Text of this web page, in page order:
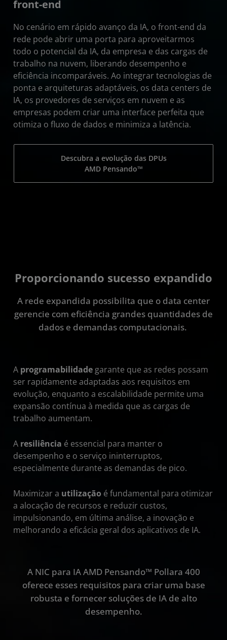
front-end
No cenário em rápido avanço da IA, o front-end da
rede pode abrir uma porta para aproveitarmos
todo o potencial da IA, da empresa e das cargas de
trabalho na nuvem, liberando desempenho e
eficiência incomparáveis. Ao integrar tecnologias de
ponta e arquiteturas adaptáveis, os data centers de
IA, os provedores de serviços em nuvem e as
empresas podem criar uma interface perfeita que
otimiza o fluxo de dados e minimiza a latência.
Descubra a evolução das DPUs
AMD Pensando™
Proporcionando sucesso expandido
A rede expandida possibilita que o data center
gerencie com eficiência grandes quantidades de
dados e demandas computacionais.
A programabilidade garante que as redes possam
ser rapidamente adaptadas aos requisitos em
evolução, enquanto a escalabilidade permite uma
expansão contínua à medida que as cargas de
trabalho aumentam.
A resiliência é essencial para manter o
desempenho e o serviço ininterruptos,
especialmente durante as demandas de pico.
Maximizar a utilização é fundamental para otimizar
a alocação de recursos e reduzir custos,
impulsionando, em última análise, a inovação e
melhorando a eficácia geral dos aplicativos de IA.
A NIC para IA AMD Pensando™ Pollara 400
oferece esses requisitos para criar uma base
robusta e fornecer soluções de IA de alto
desempenho.